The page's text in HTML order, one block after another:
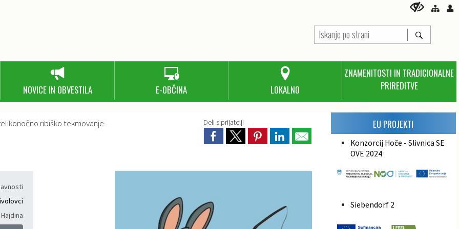
NOVICE IN OBVESTILA E-OBČINA LOKALNO
ZNAMENITOSTI IN TRADICIONALNE
PRIREDITVE
Deli s prijatelji
ribiško tekmovanje
EU PROJEKTI
Konzorcij Hoče - Slivnica SE
OVE 2024
Siebendorf 2